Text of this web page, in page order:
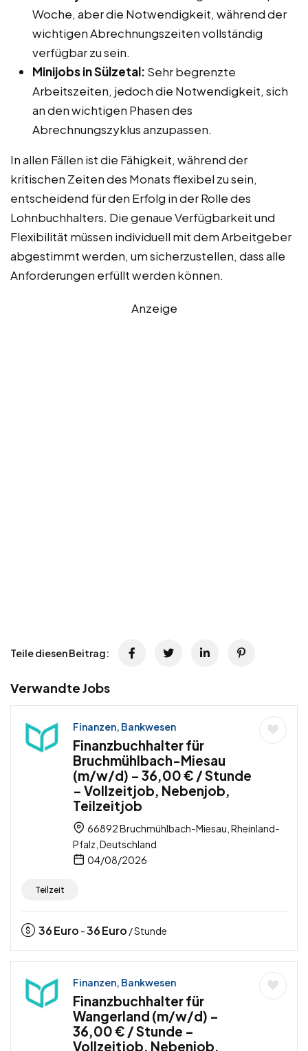
Woche, aber die Notwendigkeit, während der
wichtigen Abrechnungszeiten vollständig
verfügbar zu sein.
Minijobs in Sülzetal: Sehr begrenzte
Arbeitszeiten, jedoch die Notwendigkeit, sich
an den wichtigen Phasen des
Abrechnungszyklus anzupassen.
In allen Fällen ist die Fähigkeit, während der
kritischen Zeiten des Monats flexibel zu sein,
entscheidend für den Erfolg in der Rolle des
Lohnbuchhalters. Die genaue Verfügbarkeit und
Flexibilität müssen individuell mit dem Arbeitgeber
abgestimmt werden, um sicherzustellen, dass alle
Anforderungen erfüllt werden können.
Anzeige
Teile diesen Beitrag:
Verwandte Jobs
Finanzen, Bankwesen
Finanzbuchhalter für
Bruchmühlbach-Miesau
(m/w/d) – 36,00 € / Stunde
– Vollzeitjob, Nebenjob,
Teilzeitjob
66892 Bruchmühlbach-Miesau, Rheinland-
Pfalz, Deutschland
04/08/2026
Teilzeit
36Euro -36Euro / Stunde
Finanzen, Bankwesen
Finanzbuchhalter für
Wangerland (m/w/d) –
36,00 € / Stunde –
Vollzeitjob, Nebenjob,